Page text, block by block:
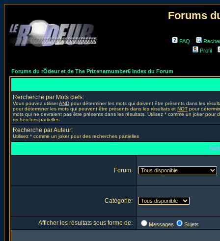
Forums
FAQ
Profil
Forums du rÔdeur et de The Prizenarnumber6 Index du Forum
Rercherche par Mots clefs:
Vous pouvez utiliserAND pour déterminer les mots qui doivent être présents dans les
pour déterminer les mots qui peuvent être présents dans les résultats et NOT pour
mots qui ne devraient pas être présents dans les résultats. Utilisez * comme un joker pour
recherches partielles
Recherche par Auteur:
Utilisez * comme un joker pour des recherches partielles
Forum:
Catégorie:
Afficher les résultats sous forme de: Messages Sujets